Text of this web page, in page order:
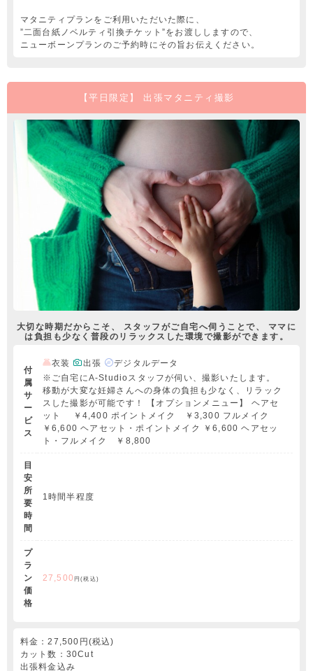
マタニティプランをご利用いただいた際に、
”二面台紙ノベルティ引換チケット”をお渡ししますので、
ニューボーンプランのご予約時にその旨お伝えください。
【平日限定】 出張マタニティ撮影
大切な時期だからこそ、 スタッフがご自宅へ伺うことで、 ママに
は負担も少なく普段のリラックスした環境で撮影ができます。
付
属
サ
ー
ビ
ス
衣装 出張
デジタルデータ
※ご自宅にA-Studioスタッフが伺い、撮影いたします。
移動が大変な妊婦さんへの身体の負担も少なく、リラック
スした撮影が可能です！ 【オプションメニュー】 ヘアセ
ット ￥4,400 ポイントメイク ￥3,300 フルメイク
￥6,600 ヘアセット・ポイントメイク ￥6,600 ヘアセッ
ト・フルメイク ￥8,800
目
安
所
要
時
間
1時間半程度
プ
ラ
ン
価
格
27,500 円(税込)
料金：27,500円(税込)
カット数：30Cut
出張料金込み